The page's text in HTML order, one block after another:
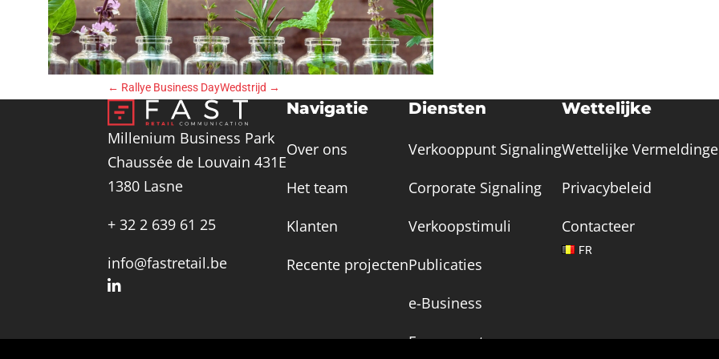
← Rallye Business DayWedstrijd →
Millenium Business Park
Chaussée de Louvain 431E
1380 Lasne
+ 32 2 639 61 25
info@fastretail.be

Navigatie
Over ons
Het team
Klanten
Recente projecten
Diensten
Verkooppunt Signaling
Corporate Signaling
Verkoopstimuli
Publicaties
e-Business
Evenements
Wettelijke
Wettelijke
Privacybeleid
Contacteer
FR